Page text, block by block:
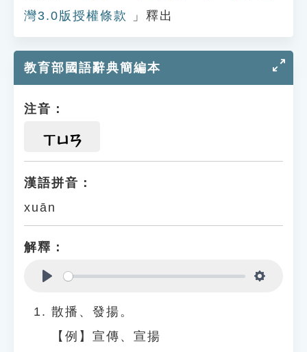
灣3.0版授權條款
」釋出
教育部國語辭典簡編本
注音：
ㄒㄩㄢ
漢語拼音：
xuān
解釋：
散播、發揚。
【例】宣傳、宣揚